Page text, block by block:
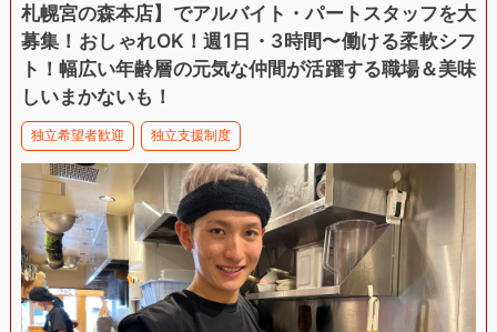
札幌宮の森本店】でアルバイト・パートスタッフを大
募集！おしゃれOK！週1日・3時間〜働ける柔軟シフ
ト！幅広い年齢層の元気な仲間が活躍する職場＆美味
しいまかないも！
独立希望者歓迎 独立支援制度